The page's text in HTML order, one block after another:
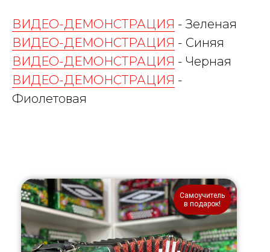
ВИДЕО-ДЕМОНСТРАЦИЯ - Зеленая
ВИДЕО-ДЕМОНСТРАЦИЯ - Синяя
ВИДЕО-ДЕМОНСТРАЦИЯ - Черная
ВИДЕО-ДЕМОНСТРАЦИЯ -
Фиолетовая
Самоучитель
в подарок!